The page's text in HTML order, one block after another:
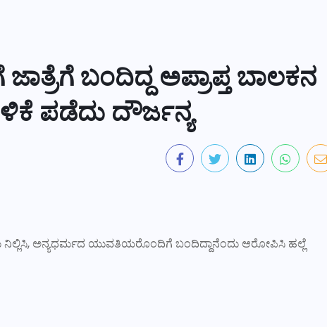
ಬಂದಿದ್ದ ಅಪ್ರಾಪ್ತ ಬಾಲಕನ
ಪಡೆದು ದೌರ್ಜನ್ಯ
ನಿಲ್ಲಿಸಿ, ಅನ್ಯಧರ್ಮದ ಯುವತಿಯರೊಂದಿಗೆ ಬಂದಿದ್ದಾನೆಂದು ಆರೋಪಿಸಿ ಹಲ್ಲೆ